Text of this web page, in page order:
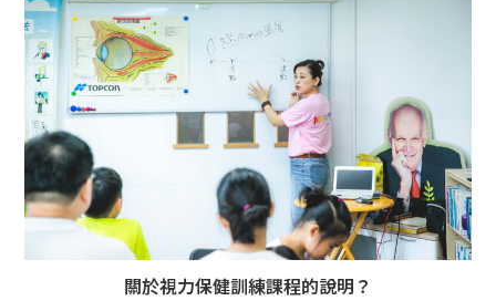
關於視力保健訓練課程的說明？